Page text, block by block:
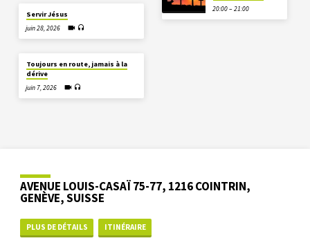
Servir Jésus
juin 28, 2026
Toujours en route, jamais à la
dérive
juin 7, 2026
20:00 – 21:00
AVENUE LOUIS-CASAÏ 75-77, 1216 COINTRIN,
GENÈVE, SUISSE
PLUS DE DÉTAILS ITINÉRAIRE